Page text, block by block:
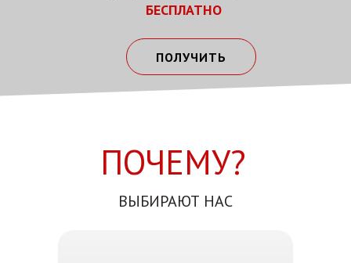
ПОЧЕМУ?
ВЫБИРАЮТ НАС
БЕСПЛАТНО
ПОЛУЧИТЬ